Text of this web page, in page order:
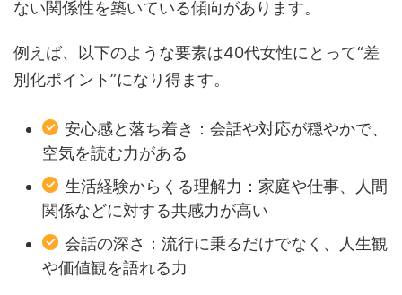
ない関係性を築いている傾向があります。
例えば、以下のような要素は40代女性にとって“差
別化ポイント”になり得ます。
安心感と落ち着き：会話や対応が穏やかで、
空気を読む力がある
生活経験からくる理解力：家庭や仕事、人間
関係などに対する共感力が高い
会話の深さ：流行に乗るだけでなく、人生観
や価値観を語れる力